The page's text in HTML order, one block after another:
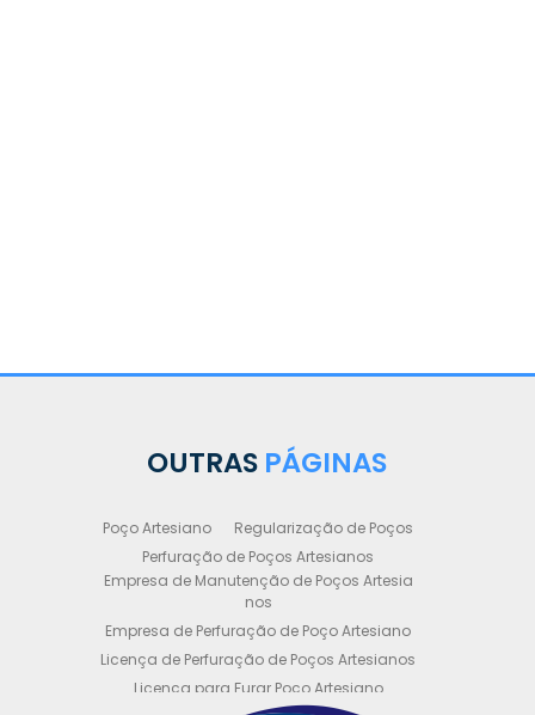
OUTRAS PÁGINAS
Poço Artesiano
Regularização de Poços
Perfuração de Poços Artesianos
Empresa de Manutenção de Poços Artesia
nos
Empresa de Perfuração de Poço Artesiano
Licença de Perfuração de Poços Artesianos
Licença para Furar Poço Artesiano